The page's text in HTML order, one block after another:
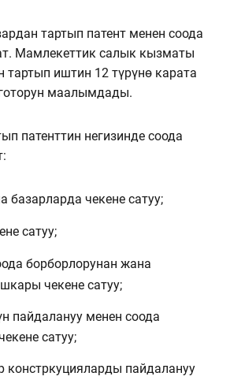
тартып патент менен соода
Мамлекеттик салык кызматы
тартып иштин 12 түрүнө карата
маалымдады.
патенттин негизинде соода
базарларда чекене сатуу;
сатуу;
борборлорунан жана
чекене сатуу;
пайдалануу менен соода
сатуу;
констркуцияларды пайдалануу